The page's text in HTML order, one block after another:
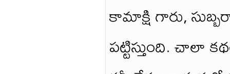
కామాక్షి గారు,
పట్టిస్తుంది. చాలా